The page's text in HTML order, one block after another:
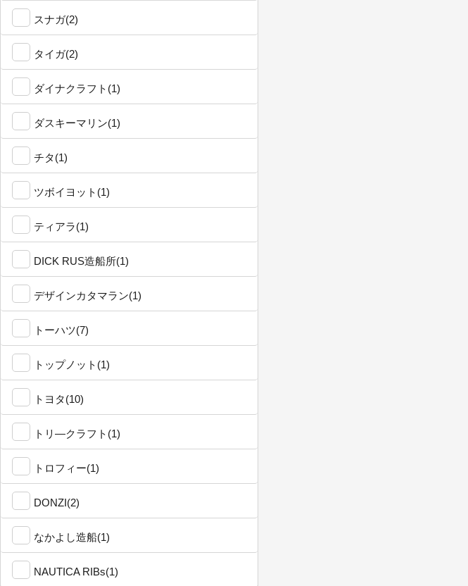
スナガ(2)
タイガ(2)
ダイナクラフト(1)
ダスキーマリン(1)
チタ(1)
ツボイヨット(1)
ティアラ(1)
DICK RUS造船所(1)
デザインカタマラン(1)
トーハツ(7)
トップノット(1)
トヨタ(10)
トリ―クラフト(1)
トロフィー(1)
DONZI(2)
なかよし造船(1)
NAUTICA RIBs(1)